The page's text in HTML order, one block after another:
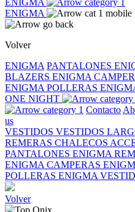
ENIGMA
ENIGMA
Volver
ENIGMA PANTALONES
BLAZERS ENIGMA
ENIGMA POLLERAS
ONE NIGHT
Contacto
us
VESTIDOS VESTIDOS
REMERAS CHALECOS
PANTALONES ENIGMA
ENIGMA CAMPERAS
POLLERAS ENIGMA
Volver